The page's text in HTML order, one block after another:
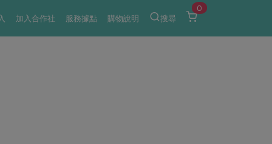
加入合作社 服務據點 購物說明 搜尋
0